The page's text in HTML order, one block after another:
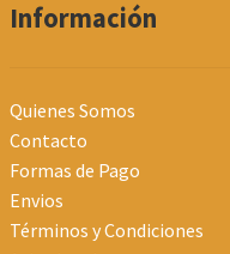
Información
Quienes Somos
Contacto
Formas de Pago
Envios
Términos y Condiciones